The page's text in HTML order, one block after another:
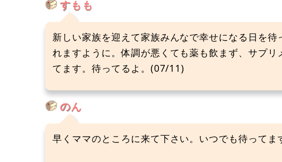
すもも
新しい家族を迎えて家族みんなで幸せになる日を待
れますように。体調が悪くても薬も飲まず、サプ
てます。待ってるよ。(07/11)
のん
早くママのところに来て下さい。いつでも待ってま